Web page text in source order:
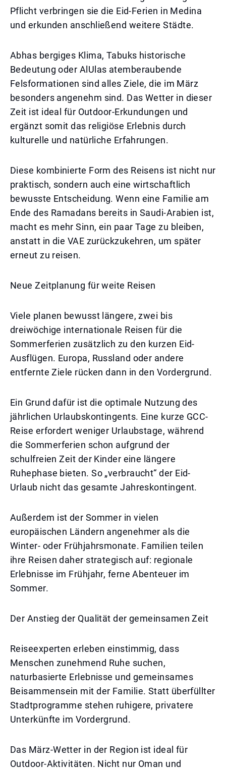
Pflicht verbringen sie die Eid-Ferien in Medina
und erkunden anschließend weitere Städte.
Abhas bergiges Klima, Tabuks historische
Bedeutung oder AlUlas atemberaubende
Felsformationen sind alles Ziele, die im März
besonders angenehm sind. Das Wetter in dieser
Zeit ist ideal für Outdoor-Erkundungen und
ergänzt somit das religiöse Erlebnis durch
kulturelle und natürliche Erfahrungen.
Diese kombinierte Form des Reisens ist nicht nur
praktisch, sondern auch eine wirtschaftlich
bewusste Entscheidung. Wenn eine Familie am
Ende des Ramadans bereits in Saudi-Arabien ist,
macht es mehr Sinn, ein paar Tage zu bleiben,
anstatt in die VAE zurückzukehren, um später
erneut zu reisen.
Neue Zeitplanung für weite Reisen
Viele planen bewusst längere, zwei bis
dreiwöchige internationale Reisen für die
Sommerferien zusätzlich zu den kurzen Eid-
Ausflügen. Europa, Russland oder andere
entfernte Ziele rücken dann in den Vordergrund.
Ein Grund dafür ist die optimale Nutzung des
jährlichen Urlaubskontingents. Eine kurze GCC-
Reise erfordert weniger Urlaubstage, während
die Sommerferien schon aufgrund der
schulfreien Zeit der Kinder eine längere
Ruhephase bieten. So „verbraucht“ der Eid-
Urlaub nicht das gesamte Jahreskontingent.
Außerdem ist der Sommer in vielen
europäischen Ländern angenehmer als die
Winter- oder Frühjahrsmonate. Familien teilen
ihre Reisen daher strategisch auf: regionale
Erlebnisse im Frühjahr, ferne Abenteuer im
Sommer.
Der Anstieg der Qualität der gemeinsamen Zeit
Reiseexperten erleben einstimmig, dass
Menschen zunehmend Ruhe suchen,
naturbasierte Erlebnisse und gemeinsames
Beisammensein mit der Familie. Statt überfüllter
Stadtprogramme stehen ruhigere, privatere
Unterkünfte im Vordergrund.
Das März-Wetter in der Region ist ideal für
Outdoor-Aktivitäten. Nicht nur Oman und